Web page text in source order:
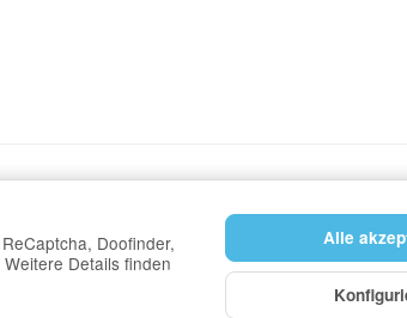
Alle
Doofinder,
Details finden